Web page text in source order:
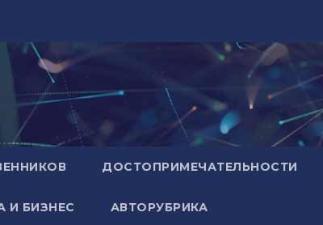
ДОСТОПРИМЕЧАТЕЛЬНОСТИ
И БИЗНЕС АВТОРУБРИКА